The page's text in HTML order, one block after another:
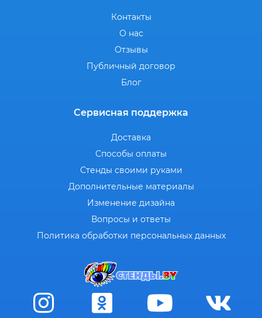
Контакты
О нас
Отзывы
Публичный договор
Блог
Сервисная поддержка
Доставка
Способы оплаты
Стенды своими руками
Дополнительные материалы
Изменение дизайна
Вопросы и ответы
Политика обработки персональных данных